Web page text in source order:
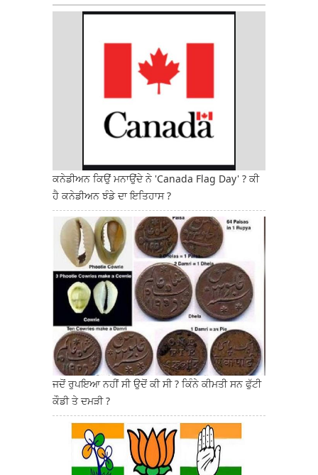
ਕਨੇਡੀਅਨ ਕਿਉਂ ਮਨਾਉਂਦੇ ਨੇ 'Canada Flag Day' ? ਕੀ
ਹੈ ਕਨੇਡੀਅਨ ਝੰਡੇ ਦਾ ਇਤਿਹਾਸ ?
ਜਦੋਂ ਰੁਪਇਆ ਨਹੀਂ ਸੀ ਉਦੋਂ ਕੀ ਸੀ ? ਕਿੰਨੇ ਕੀਮਤੀ ਸਨ ਫੁੱਟੀ
ਕੌਡੀ ਤੇ ਦਮੜੀ ?